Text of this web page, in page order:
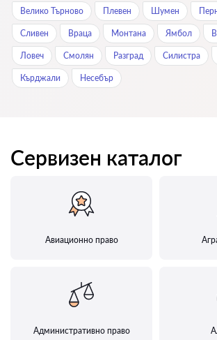
Велико Търново Плевен Шумен
Сливен Враца Монтана Ямбол
Ловеч Смолян Разград Силистра
Кърджали Нeсeбър
Сервизен каталог
Авиационно право
Административно право